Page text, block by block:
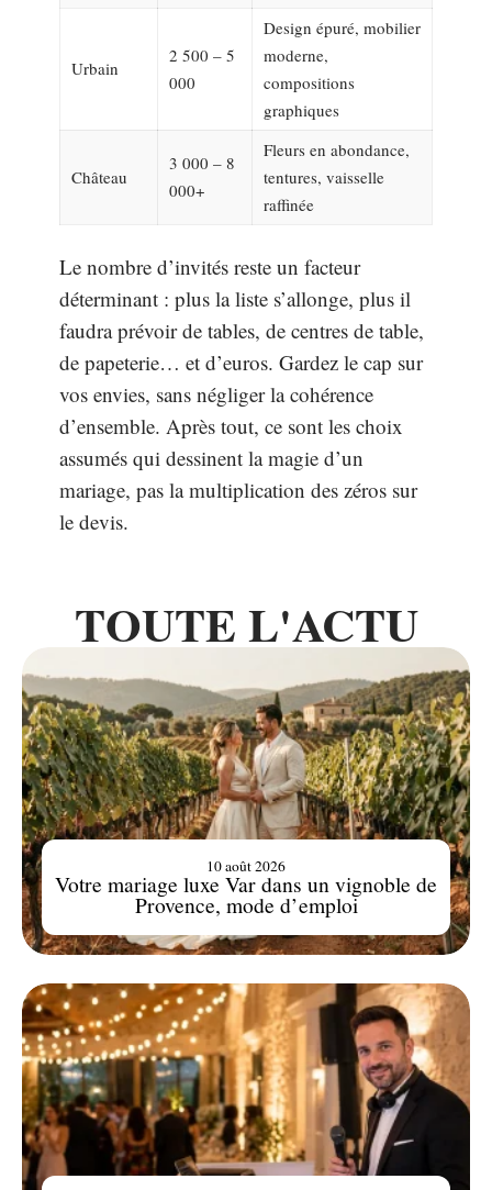
Urbain
2 500 – 5
000
Design épuré, mobilier
moderne,
compositions
graphiques
Château
3 000 – 8
000+
Fleurs en abondance,
tentures, vaisselle
raffinée
Le nombre d’invités reste un facteur
déterminant : plus la liste s’allonge, plus il
faudra prévoir de tables, de centres de table,
de papeterie… et d’euros. Gardez le cap sur
vos envies, sans négliger la cohérence
d’ensemble. Après tout, ce sont les choix
assumés qui dessinent la magie d’un
mariage, pas la multiplication des zéros sur
le devis.
TOUTE L'ACTU
Votre mariage luxe Var dans un vignoble de
Provence, mode d’emploi
10 août 2026